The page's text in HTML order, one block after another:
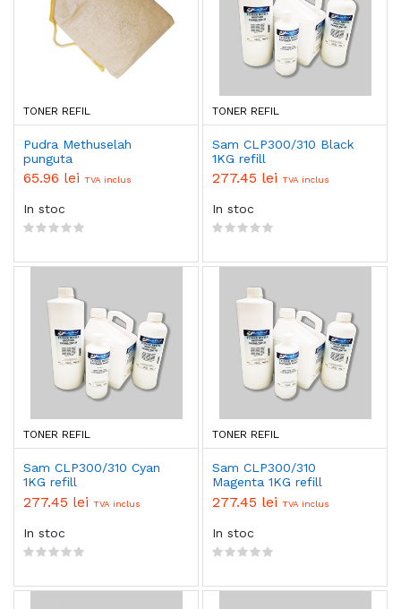
TONER REFIL
Pudra Methuselah
punguta
65.96 lei TVA inclus
In stoc
TONER REFIL
Sam CLP300/310 Black
1KG refill
277.45 lei TVA inclus
In stoc
TONER REFIL
Sam CLP300/310 Cyan
1KG refill
277.45 lei TVA inclus
In stoc
TONER REFIL
Sam CLP300/310
Magenta 1KG refill
277.45 lei TVA inclus
In stoc